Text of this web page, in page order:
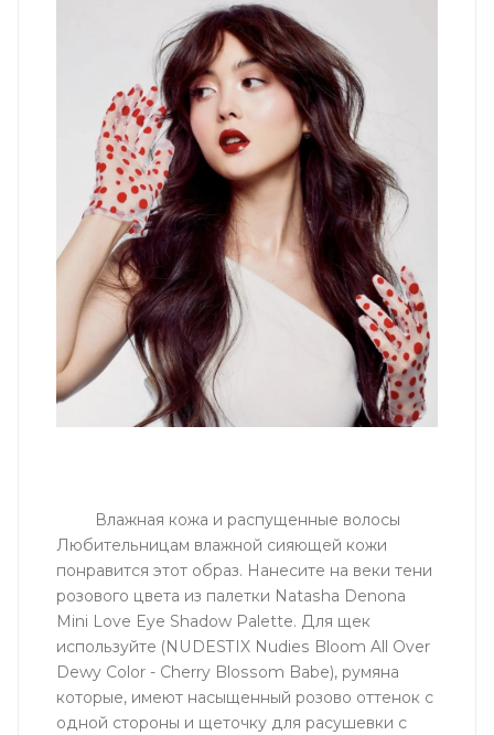
Влажная кожа и распущенные волосы
Любительницам влажной сияющей кожи
понравится этот образ. Нанесите на веки тени
розового цвета из палетки Natasha Denona
Mini Love Eye Shadow Palette. Для щек
используйте (NUDESTIX Nudies Bloom All Over
Dewy Color - Cherry Blossom Babe), румяна
которые, имеют насыщенный розово оттенок с
одной стороны и щеточку для расушевки с